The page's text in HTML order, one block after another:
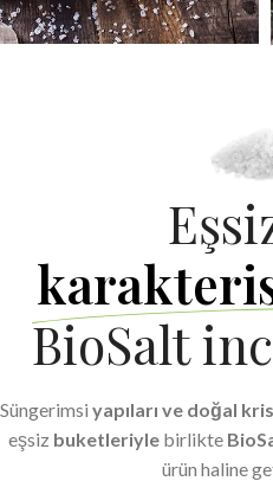
BioSalt
Süngerimsi yapıları ve doğal
eşsiz buketleriyle birlikte
ürün haline